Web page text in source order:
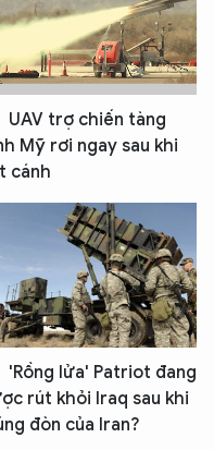
UAV trợ chiến tàng
Mỹ rơi ngay sau khi
cánh
'Rồng lửa' Patriot đang
rút khỏi Iraq sau khi
đòn của Iran?
sàng hỗ trợ!